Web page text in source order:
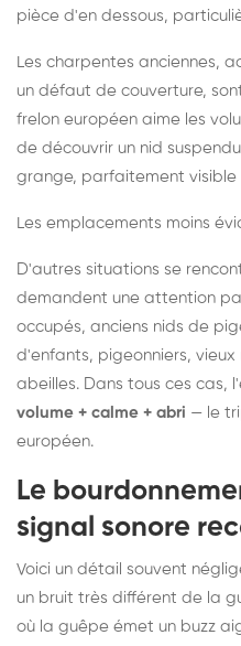
pièce d'en dessous,
Les charpentes anciennes,
un défaut de couverture,
frelon européen aime les
de découvrir un nid
grange, parfaitement visible
Les emplacements moins
D'autres situations se
demandent une attention
occupés, anciens nids de
d'enfants, pigeonniers,
abeilles. Dans tous ces cas,
volume + calme + abri — le
européen.
Le
signal sonore
Voici un détail souvent
un bruit très différent de la
où la guêpe émet un buzz